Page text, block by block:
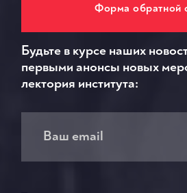
Форма обратной
Будьте в курсе наших
первыми анонсы новых
лектория института: